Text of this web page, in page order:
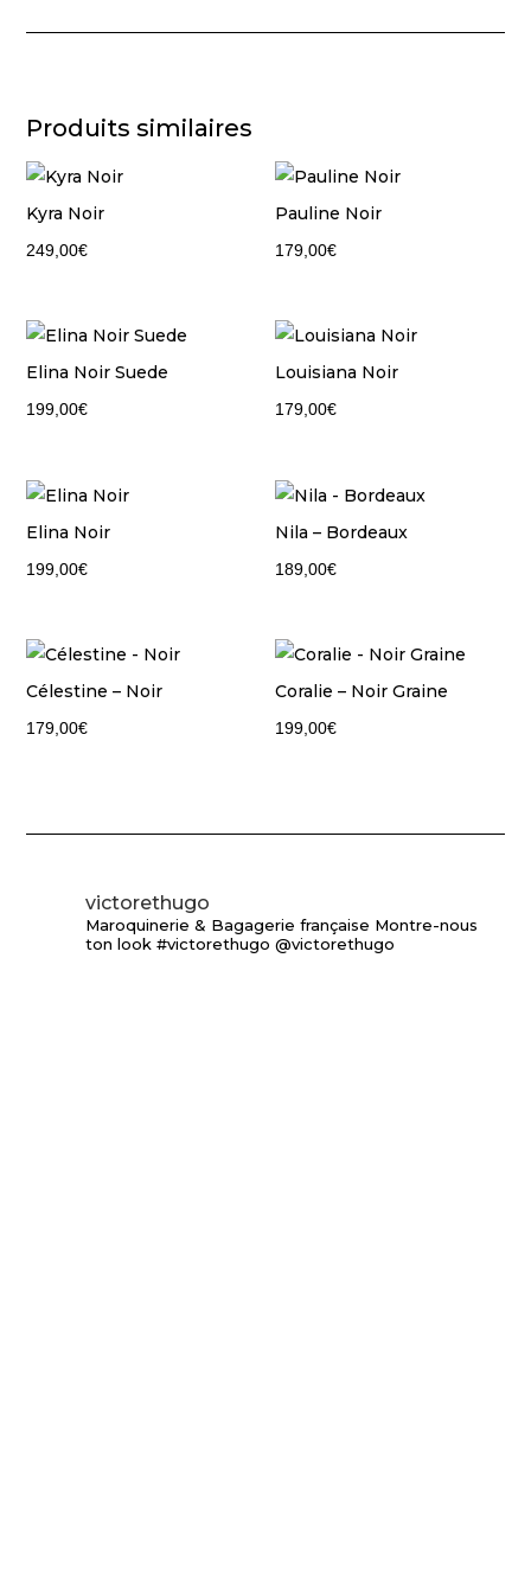
Produits similaires
Kyra Noir
249,00€
Pauline Noir
179,00€
Elina Noir Suede
199,00€
Louisiana Noir
179,00€
Elina Noir
199,00€
Nila – Bordeaux
189,00€
Célestine – Noir
179,00€
Coralie – Noir Graine
199,00€
victorethugo
Maroquinerie & Bagagerie française Montre-nous
ton look #victorethugo @victorethugo